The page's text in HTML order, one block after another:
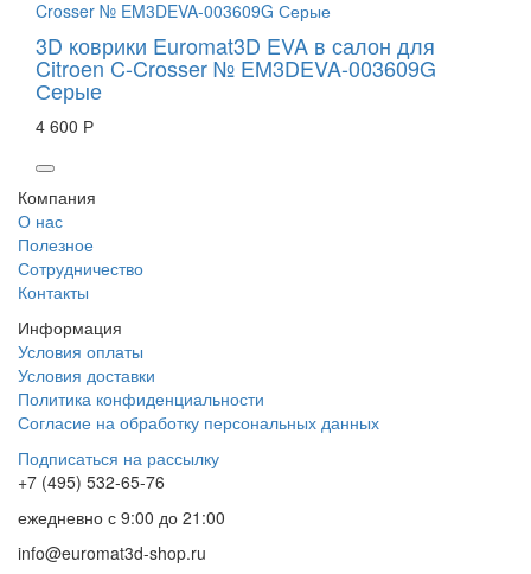
3D коврики Euromat3D EVA в салон для
Citroen C-Crosser № EM3DEVA-003609G
Серые
4 600 Р
Компания
О нас
Полезное
Сотрудничество
Контакты
Информация
Условия оплаты
Условия доставки
Политика конфиденциальности
Согласие на обработку персональных данных
Подписаться на рассылку
+7 (495) 532-65-76
ежедневно с 9:00 до 21:00
info@euromat3d-shop.ru